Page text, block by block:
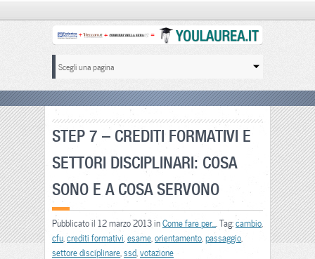
STEP 7 – CREDITI FORMATIVI E
SETTORI DISCIPLINARI: COSA
SONO E A COSA SERVONO
Pubblicato il 12 marzo 2013 inCome fare per... . Tag:cambio
cfu crediti formativi esame orientamento passaggio
settore disciplinare ssd votazione